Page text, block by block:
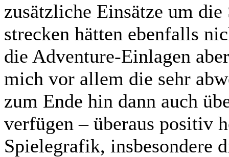
zusätzliche Einsätze um
strecken hätten ebenfalls
die Adventure-Einlagen
mich vor allem die sehr
zum Ende hin dann auch
verfügen – überaus positiv
Spielegrafik, insbesondere